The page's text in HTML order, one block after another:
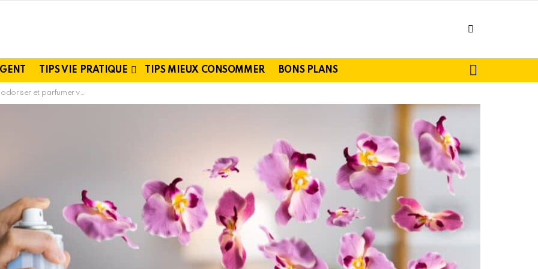
TIPS VIE PRATIQUE TIPS MIEUX CONSOMMER BONS PLANS
votre intérieur avec une astuce simple et naturelle ?